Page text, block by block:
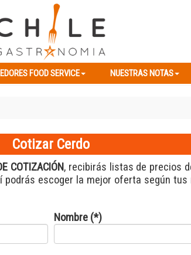
FOOD SERVICE NUESTRAS NOTAS
FOOD SERVICE
Cotizar Cerdo
COTIZACIÓN, recibirás listas de precios
escoger la mejor oferta según tus
Nombre (*)